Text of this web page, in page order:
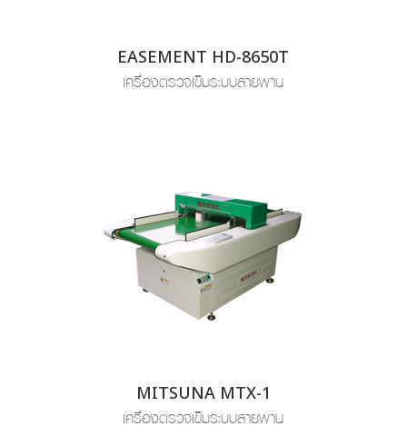
EASEMENT HD-8650T
เครื่องตรวจเข็มระบบสายพาน
MITSUNA MTX-1
เครื่องตรวจเข็มระบบสายพาน